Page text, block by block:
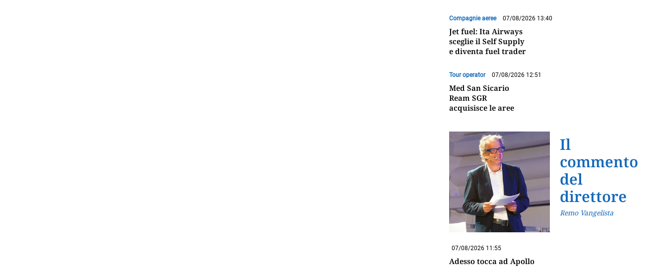
Compagnie aeree 07/08/2026 13:40
Jet fuel: Ita Airways
sceglie il Self Supply
e diventa fuel trader
Tour operator 07/08/2026 12:51
Med San Sicario
Ream SGR
acquisisce le aree
Il
commento
del
direttore
Remo Vangelista
07/08/2026 11:55
Adesso tocca ad Apollo